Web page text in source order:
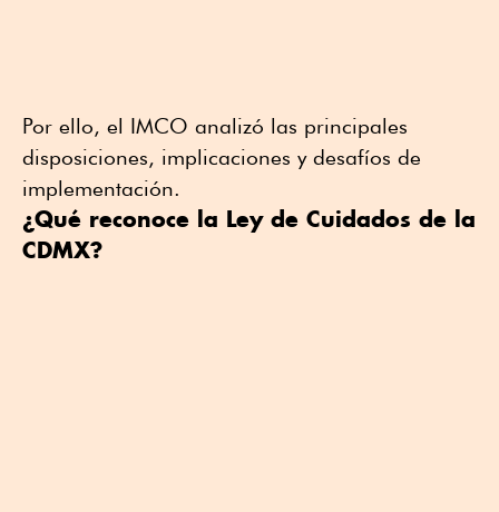
Por ello, el IMCO analizó las principales
disposiciones, implicaciones y desafíos de
implementación.
¿Qué reconoce la Ley de Cuidados de la
CDMX?